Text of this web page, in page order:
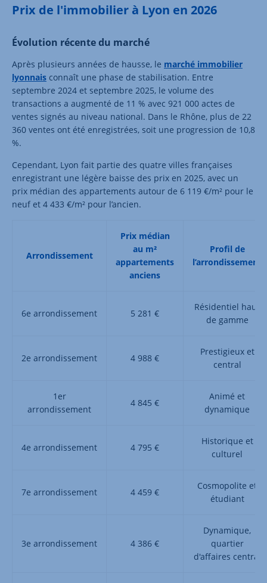
Prix de l'immobilier à Lyon en 2026
Évolution récente du marché
Après plusieurs années de hausse, le marché immobilier
lyonnais connaît une phase de stabilisation. Entre
septembre 2024 et septembre 2025, le volume des
transactions a augmenté de 11 % avec 921 000 actes de
ventes signés au niveau national. Dans le Rhône, plus de 22
360 ventes ont été enregistrées, soit une progression de 10,8
%.
Cependant, Lyon fait partie des quatre villes françaises
enregistrant une légère baisse des prix en 2025, avec un
prix médian des appartements autour de 6 119 €/m² pour le
neuf et 4 433 €/m² pour l’ancien.
Arrondissement
Prix médian
au m²
appartements
anciens
Profil de
l’arrondissement
6e arrondissement 5 281 €
Résidentiel haut
de gamme
2e arrondissement 4 988 €
Prestigieux et
central
1er
arrondissement
4 845 €
Animé et
dynamique
4e arrondissement 4 795 €
Historique et
culturel
7e arrondissement 4 459 €
Cosmopolite et
étudiant
3e arrondissement 4 386 €
Dynamique,
quartier
d'affaires central